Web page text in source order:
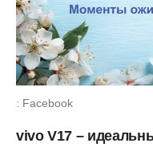
: Facebook
vivo V17 –